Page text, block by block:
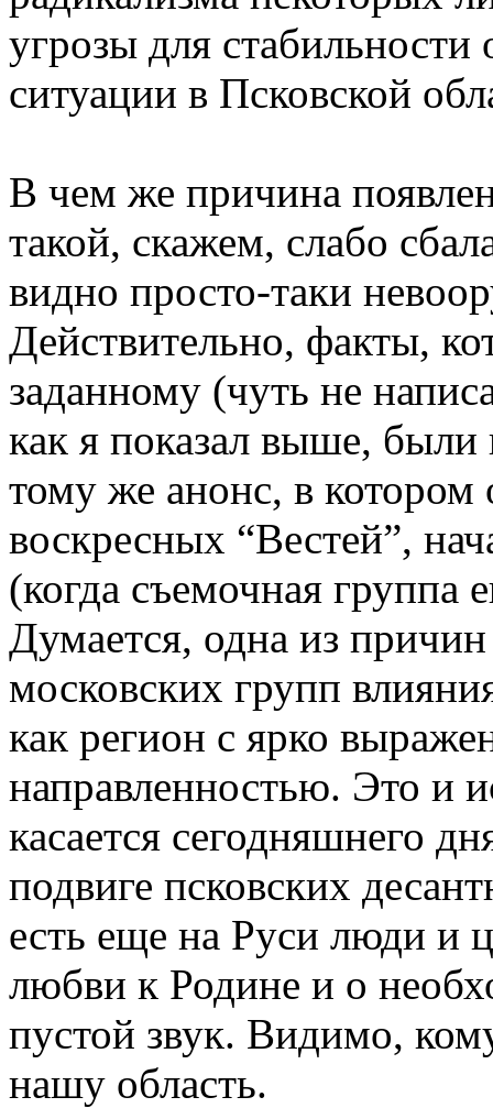
угрозы для
ситуации в Псковской
В чем же причина
такой, скажем, слабо
видно просто-таки
Действительно, факты,
заданному (чуть не
как я показал выше,
тому же анонс, в котором
воскресных “Вестей”,
(когда съемочная группа
Думается, одна из
московских групп
как регион с ярко
направленностью. Это и
касается сегодняшнего
подвиге псковских
есть еще на Руси люди и
любви к Родине и о
пустой звук. Видимо,
нашу область.